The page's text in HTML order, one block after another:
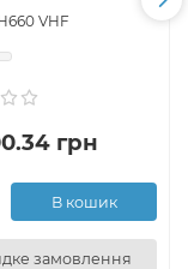
VHF
грн
В кошик
замовлення